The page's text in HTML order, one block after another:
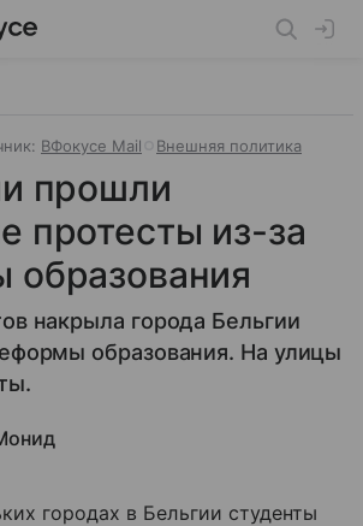
ВФокусе Mail Внешняя политика
прошли
протесты из-за
накрыла города Бельгии
образования. На улицы
городах в Бельгии студенты